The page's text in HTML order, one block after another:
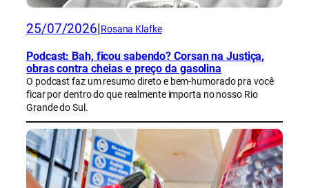
25/07/2026 Rosana Klafke
Podcast: Bah, ficou sabendo? Corsan na Justiça,
obras contra cheias e preço da gasolina
O podcast faz um resumo direto e bem-humorado pra você
ficar por dentro do que realmente importa no nosso Rio
Grande do Sul.